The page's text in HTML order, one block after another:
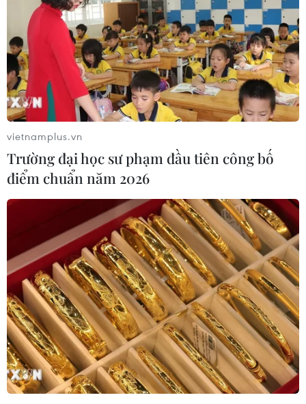
27/06/2021 09:37
Phương hướng xây dựng là một nội dung trong quy
hoạch vùng, trong đó xác định các mục tiêu, định
hướng, giải pháp và tổ chức thực hiện về phát triển khu
công nghiệp, khu kinh tế ở cấp vùng.
'Chủ động, linh hoạt các giải pháp để thực
hiện cho được mục tiêu kép'
27/06/2021 22:47
vietnamplus.vn
Trường đại học sư phạm đầu tiên công bố
điểm chuẩn năm 2026